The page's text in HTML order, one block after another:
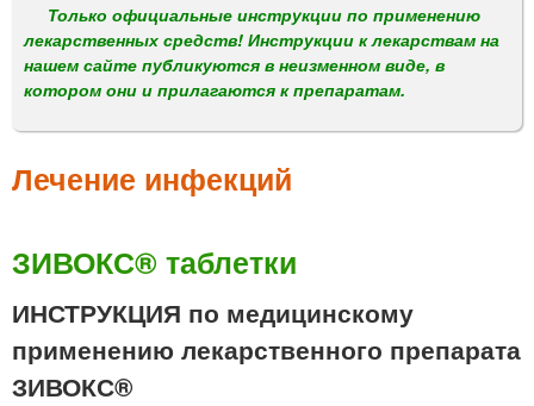
н
о
е
м
н
ю
Только официальные инструкции по применению
лекарственных средств! Инструкции к лекарствам на
нашем сайте публикуются в неизменном виде, в
котором они и прилагаются к препаратам.
Лечение инфекций
ЗИВОКС® таблетки
ИНСТРУКЦИЯ по медицинскому
применению лекарственного препарата
ЗИВОКС®